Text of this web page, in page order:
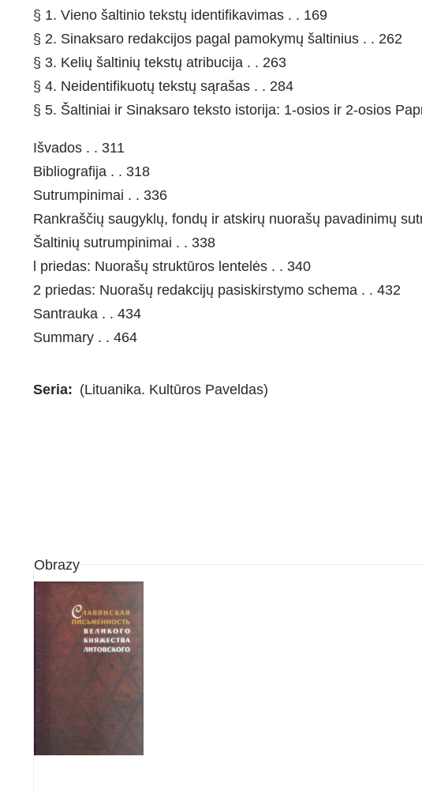
§ 1. Vieno šaltinio tekstų identifikavimas . . 169
§ 2. Sinaksaro redakcijos pagal pamokymų šaltinius . . 262
§ 3. Kelių šaltinių tekstų atribucija . . 263
§ 4. Neidentifikuotų tekstų sąrašas . . 284
§ 5. Šaltiniai ir Sinaksaro teksto istorija: 1-osios ir 2-osios
Išvados . . 311
Bibliografija . . 318
Sutrumpinimai . . 336
Rankraščių saugyklų, fondų ir atskirų nuorašų pavadinimų
Šaltinių sutrumpinimai . . 338
l priedas: Nuorašų struktūros lentelės . . 340
2 priedas: Nuorašų redakcijų pasiskirstymo schema . . 432
Santrauka . . 434
Summary . . 464
Seria (Lituanika. Kultūros Paveldas)
Obrazy